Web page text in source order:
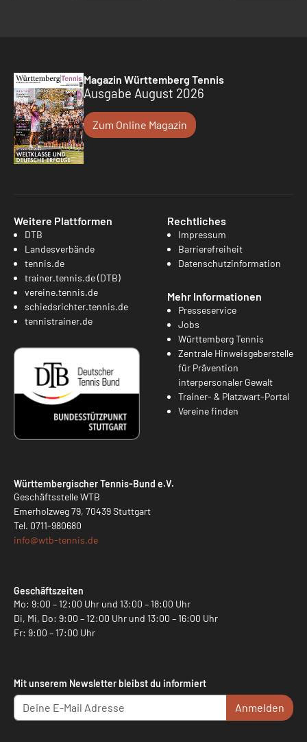
Magazin Württemberg Tennis
Ausgabe August 2026
Zum Online Magazin
Weitere Plattformen
DTB
Landesverbände
tennis.de
trainer.tennis.de (DTB)
vereine.tennis.de
schiedsrichter.tennis.de
tennistrainer.de
Rechtliches
Impressum
Barrierefreiheit
Datenschutzinformation
Mehr Informationen
Presseservice
Jobs
Württemberg Tennis
Zentrale Hinweisgeberstelle
für Prävention
interpersonaler Gewalt
Trainer- & Platzwart-Portal
Vereine finden
Württembergischer Tennis-Bund e.V.
Geschäftsstelle WTB
Emerholzweg 79, 70439 Stuttgart
Tel. 0711-980680
info@wtb-tennis.de
Geschäftszeiten
Mo: 9:00 – 12:00 Uhr und 13:00 – 18:00 Uhr
Di, Mi, Do: 9:00 – 12:00 Uhr und 13:00 – 16:00 Uhr
Fr: 9:00 – 17:00 Uhr
Mit unserem Newsletter bleibst du informiert
Anmelden